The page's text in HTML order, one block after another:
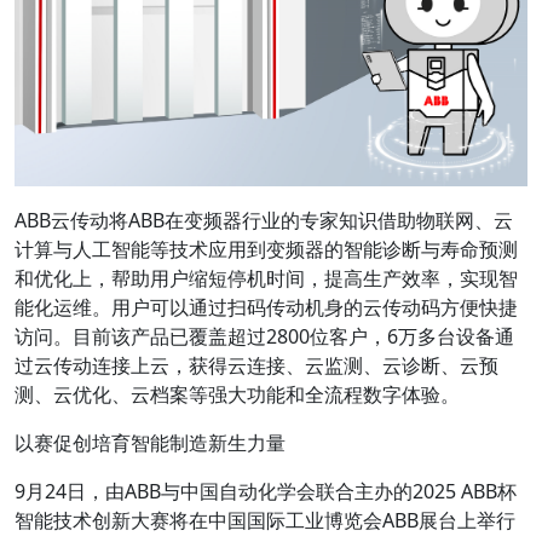
ABB云传动将ABB在变频器行业的专家知识借助物联网、云
计算与人工智能等技术应用到变频器的智能诊断与寿命预测
和优化上，帮助用户缩短停机时间，提高生产效率，实现智
能化运维。用户可以通过扫码传动机身的云传动码方便快捷
访问。目前该产品已覆盖超过2800位客户，6万多台设备通
过云传动连接上云，获得云连接、云监测、云诊断、云预
测、云优化、云档案等强大功能和全流程数字体验。
以赛促创培育智能制造新生力量
9月24日，由ABB与中国自动化学会联合主办的2025 ABB杯
智能技术创新大赛将在中国国际工业博览会ABB展台上举行